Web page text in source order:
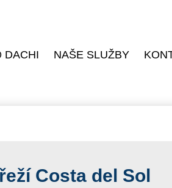
DACHI NAŠE SLUŽBY
Costa del Sol